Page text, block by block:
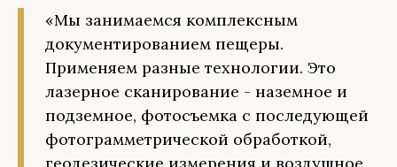
«Мы занимаемся комплексным
документированием пещеры.
Применяем разные технологии. Это
лазерное сканирование - наземное и
подземное, фотосъемка с последующей
фотограмметрической обработкой,